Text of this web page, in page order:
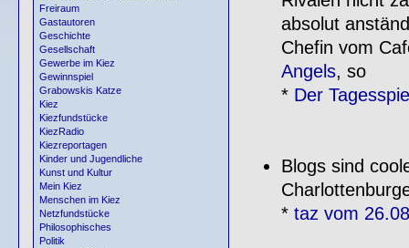
Freiraum
Gastautoren
Geschichte
Gesellschaft
Gewerbe im Kiez
Gewinnspiel
Grabowskis Katze
Kiez
Kiezfundstücke
KiezRadio
Kiezreportagen
Kinder und Jugendliche
Kunst und Kultur
Mein Kiez
Menschen im Kiez
Netzfundstücke
Philosophisches
Politik
absolut
Chefin vom
Angels, so
* Der
Blogs sind
* taz vom